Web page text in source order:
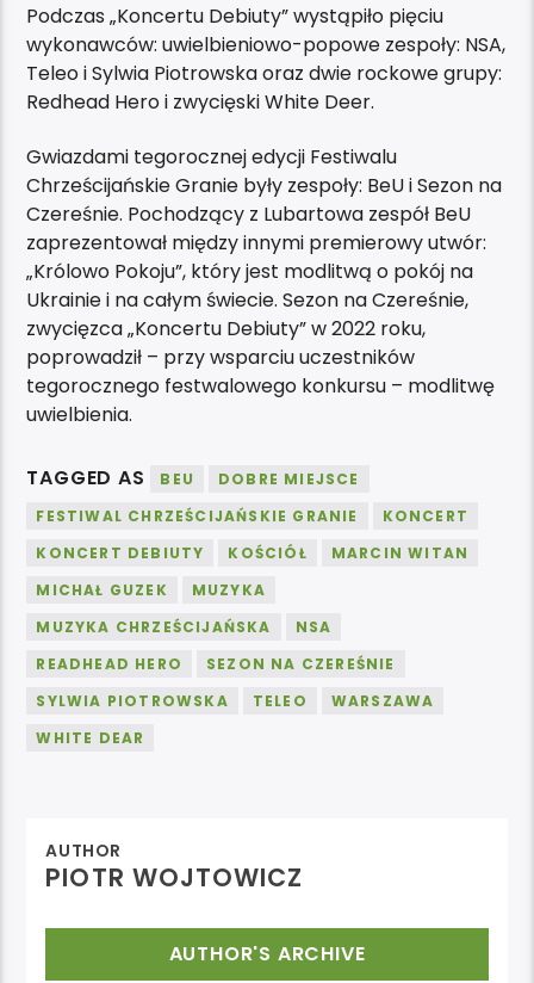
Podczas „Koncertu Debiuty” wystąpiło pięciu
wykonawców: uwielbieniowo-popowe zespoły: NSA,
Teleo i Sylwia Piotrowska oraz dwie rockowe grupy:
Redhead Hero i zwycięski White Deer.
Gwiazdami tegorocznej edycji Festiwalu
Chrześcijańskie Granie były zespoły: BeU i Sezon na
Czereśnie. Pochodzący z Lubartowa zespół BeU
zaprezentował między innymi premierowy utwór:
„Królowo Pokoju”, który jest modlitwą o pokój na
Ukrainie i na całym świecie. Sezon na Czereśnie,
zwycięzca „Koncertu Debiuty” w 2022 roku,
poprowadził – przy wsparciu uczestników
tegorocznego festwalowego konkursu – modlitwę
uwielbienia.
TAGGED AS BEU
DOBRE MIEJSCE
FESTIWAL CHRZEŚCIJAŃSKIE GRANIE
KONCERT
KONCERT DEBIUTY
KOŚCIÓŁ
MARCIN WITAN
MICHAŁ GUZEK
MUZYKA
MUZYKA CHRZEŚCIJAŃSKA
NSA
READHEAD HERO
SEZON NA CZEREŚNIE
SYLWIA PIOTROWSKA
TELEO
WARSZAWA
WHITE DEAR
AUTHOR
PIOTR WOJTOWICZ
AUTHOR'S ARCHIVE